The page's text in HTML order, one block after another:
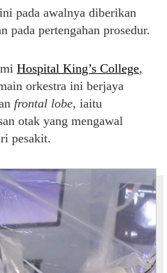
pada awalnya diberikan
pada pertengahan prosedur.
Hospital King’s College,
orkestra ini berjaya
frontal lobe, iaitu
otak yang mengawal
pesakit.